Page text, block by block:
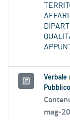
Verbale
mag-